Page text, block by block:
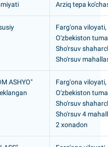
Arziq tepa
Farg'ona viloyati,
O'zbekiston
Sho'rsuv
Sho'rsuv
ASHYO"
Farg'ona viloyati,
O'zbekiston
Sho'rsuv
Sho'rsuv 4
2 xonadon